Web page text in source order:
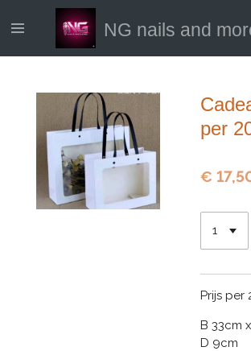
direct
NG nails and
per
€
Prijs per
B 33cm
D 9cm